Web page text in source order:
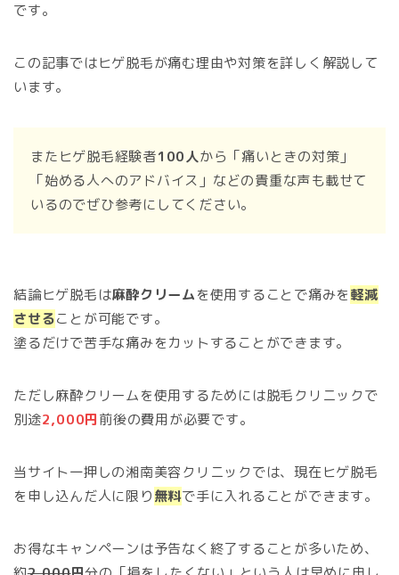
です。
この記事ではヒゲ脱毛が痛む理由や対策を詳しく解説して
います。
またヒゲ脱毛経験者100人から「痛いときの対策」
「始める人へのアドバイス」などの貴重な声も載せて
いるのでぜひ参考にしてください。
結論ヒゲ脱毛は麻酔クリームを使用することで痛みを軽減
させることが可能です。
塗るだけで苦手な痛みをカットすることができます。
ただし麻酔クリームを使用するためには脱毛クリニックで
別途2,000円前後の費用が必要です。
当サイト一押しの湘南美容クリニックでは、現在ヒゲ脱毛
を申し込んだ人に限り無料で手に入れることができます。
お得なキャンペーンは予告なく終了することが多いため、